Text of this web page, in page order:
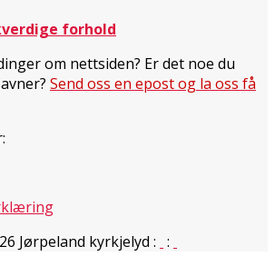
forhold
om nettsiden? Er det noe du
Send oss en epost og la oss få
Jørpeland kyrkjelyd : :